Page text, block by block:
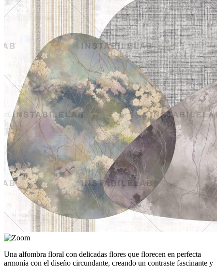
Una alfombra floral con delicadas flores que florecen en perfecta
armonía con el diseño circundante, creando un contraste fascinante y